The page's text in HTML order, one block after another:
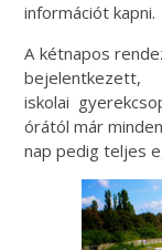
információt kapni.
A kétnapos
bejelentkezett,
iskolai
órától már
nap pedig teljes